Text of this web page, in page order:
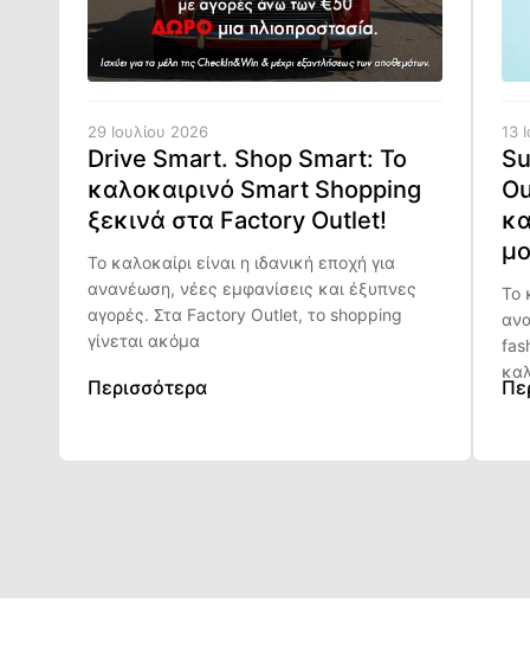
29 Ιουλίου 2026
Drive Smart. Shop Smart: Το
καλοκαιρινό Smart Shopping
ξεκινά στα Factory Outlet!
Το καλοκαίρι είναι η ιδανική εποχή για
ανανέωση, νέες εμφανίσεις και έξυπνες
αγορές. Στα Factory Outlet, το shopping
γίνεται ακόμα
Περισσότερα
13
Το